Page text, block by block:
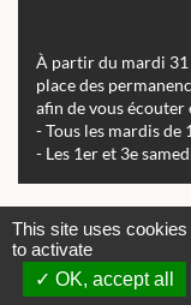
À partir du mardi 31
place des
afin de vous
- Tous les mardis de
- Les 1er et 3e
© tous
This site uses
to activate
OK, accept all